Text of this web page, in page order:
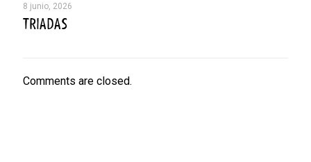
8 junio, 2026
TRIADAS
Comments are closed.